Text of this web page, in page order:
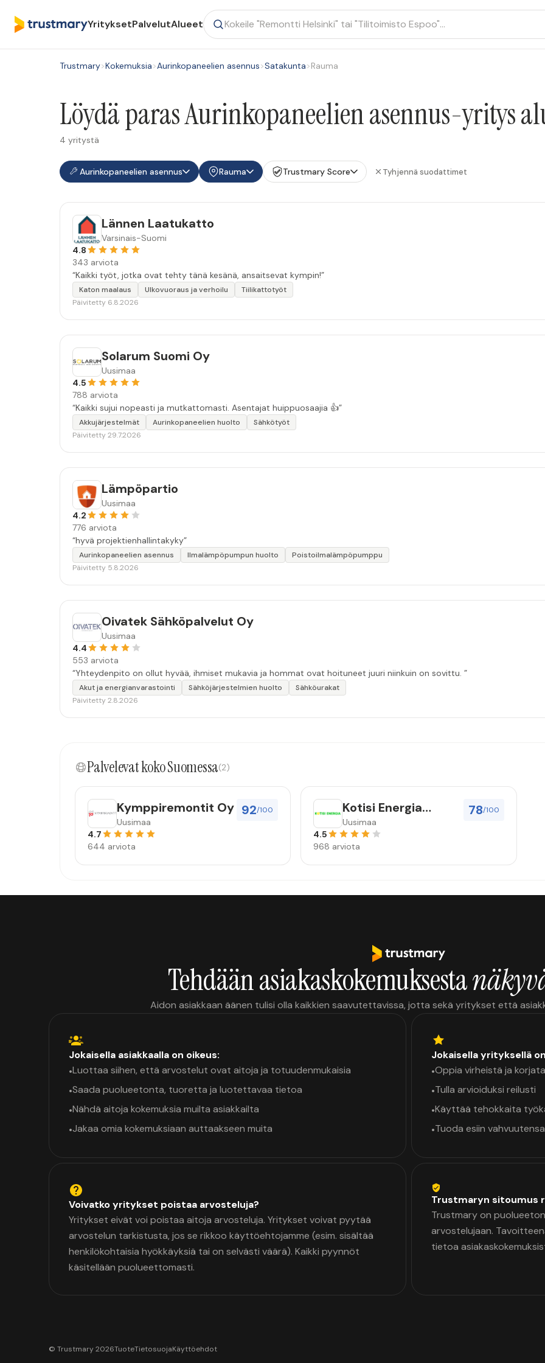
YrityksetPalvelutAlueet
Trustmary>Kokemuksia>Aurinkopaneelien asennus>Satakunta>Rauma
Löydä paras Aurinkopaneelien asennus-yritys
4 yritystä
Aurinkopaneelien asennus Rauma Trustmary Score Tyhjennä suodattimet
Lännen Laatukatto
Varsinais-Suomi
4.8
343 arviota
“Kaikki työt, jotka ovat tehty tänä kesänä, ansaitsevat kympin!”
Katon maalaus Ulkovuoraus ja verhoilu
Tiilikattotyöt
Päivitetty 6.8.2026
Solarum Suomi Oy
Uusimaa
4.5
788 arviota
“Kaikki sujui nopeasti ja mutkattomasti. Asentajat huippuosaajia 👍”
Akkujärjestelmät Aurinkopaneelien huolto
Sähkötyöt
Päivitetty 29.7.2026
Lämpöpartio
Uusimaa
4.2
776 arviota
“hyvä projektienhallintakyky”
Aurinkopaneelien asennus Ilmalämpöpumpun huolto
Poistoilmalämpöpumppu
Päivitetty 5.8.2026
Oivatek Sähköpalvelut Oy
Uusimaa
4.4
553 arviota
“Yhteydenpito on ollut hyvää, ihmiset mukavia ja hommat ovat hoituneet juuri niinkuin on sovittu. ”
Akut ja energianvarastointi Sähköjärjestelmien huolto
Sähköurakat
Päivitetty 2.8.2026
Palvelevat koko Suomessa(2)
92/100
Kymppiremontit Oy
Uusimaa
4.7
644 arviota
78/100
Kotisi Energia
Nordic Oy
Uusimaa
4.5
968 arviota
Tehdään asiakaskokemuksesta
Aidon asiakkaan äänen tulisi olla kaikkien saavutettavissa, jotta sekä yritykset että
Jokaisella asiakkaalla on oikeus:
•Luottaa siihen, että arvostelut ovat aitoja ja totuudenmukaisia
•Saada puolueetonta, tuoretta ja luotettavaa tietoa
•Nähdä aitoja kokemuksia muilta asiakkailta
•Jakaa omia kokemuksiaan auttaakseen muita
Jokaisella yrityksellä
•Oppia virheistä ja
•Tulla arvioiduksi reilusti
•Käyttää tehokkaita
•Tuoda esiin vahvuutensa
Voivatko yritykset poistaa arvosteluja?
Yritykset eivät voi poistaa aitoja arvosteluja. Yritykset voivat pyytää
arvostelun tarkistusta, jos se rikkoo käyttöehtojamme (esim. sisältää
henkilökohtaisia hyökkäyksiä tai on selvästi väärä). Kaikki pyynnöt
käsitellään puolueettomasti.
Trustmaryn sitoumus
Trustmary on
arvostelujaan.
tietoa
© Trustmary 2026TuoteTietosuojaKäyttöehdot